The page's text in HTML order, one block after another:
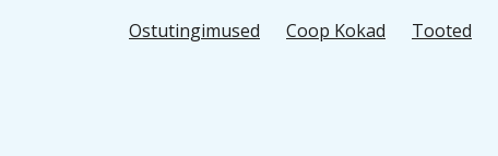
Ostutingimused Coop Kokad Tooted